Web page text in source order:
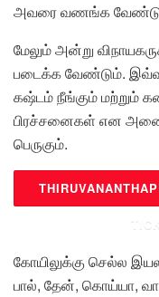
அவரை வணங்க
மேலும் அன்று
படைக்க வேண்டும்.
கஷ்டம் நீங்கும் மற்றும்
பிரச்சனைகள் என
பெருகும்.
கோயிலுக்கு செல்ல
பால், தேன், கொய்யா,